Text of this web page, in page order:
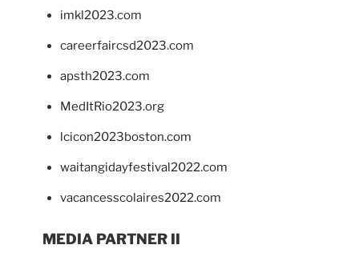
imkl2023.com
careerfaircsd2023.com
apsth2023.com
MedItRio2023.org
lcicon2023boston.com
waitangidayfestival2022.com
vacancesscolaires2022.com
MEDIA PARTNER II